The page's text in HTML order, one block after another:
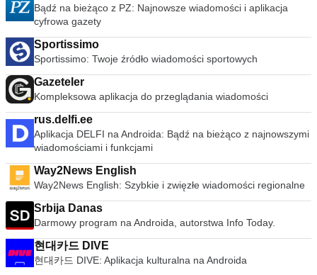
Bądź na bieżąco z PZ: Najnowsze wiadomości i aplikacja
cyfrowa gazety
Sportissimo
Sportissimo: Twoje źródło wiadomości sportowych
Gazeteler
Kompleksowa aplikacja do przeglądania wiadomości
rus.delfi.ee
Aplikacja DELFI na Androida: Bądź na bieżąco z najnowszymi
wiadomościami i funkcjami
Way2News English
Way2News English: Szybkie i zwięzłe wiadomości regionalne
Srbija Danas
Darmowy program na Androida, autorstwa Info Today.
현대카드 DIVE
현대카드 DIVE: Aplikacja kulturalna na Androida